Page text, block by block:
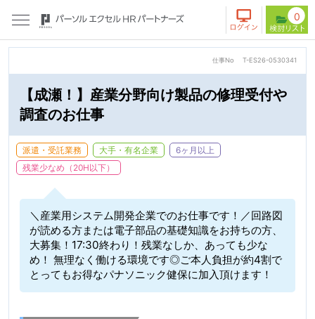
0
仕事No T-ES26-0530341
【成瀬！】産業分野向け製品の修理受付や
調査のお仕事
派遣・受託業務 大手・有名企業
6ヶ月以上
残業少なめ（20H以下）
＼産業用システム開発企業でのお仕事です！／回路図
が読める方または電子部品の基礎知識をお持ちの方、
大募集！17:30終わり！残業なしか、あっても少な
め！ 無理なく働ける環境です◎ご本人負担が約4割で
とってもお得なパナソニック健保に加入頂けます！